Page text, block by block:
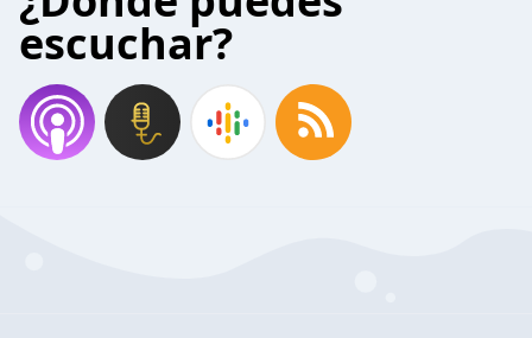
escuchar?